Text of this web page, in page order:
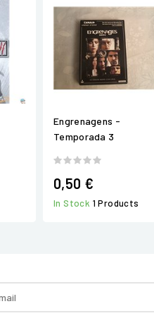
Engrenagens -
Temporada 3
0,50 €
In Stock 1 Products